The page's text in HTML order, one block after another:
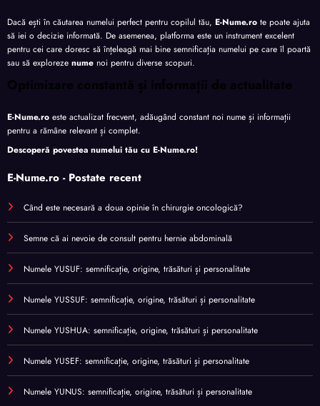
Dacă ești în căutarea numelui perfect pentru copilul tău, E-Nume.ro te poate ajuta
să iei o decizie informată. De asemenea, platforma este un instrument excelent
pentru cei care doresc să înțeleagă mai bine semnificația numelui pe care îl poartă
sau să exploreze nume noi pentru diverse scopuri.
Optimizare constantă și informații de actualitate
E-Nume.ro este actualizat frecvent, adăugând constant noi nume și informații
pentru a rămâne relevant și complet.
Descoperă povestea numelui tău cu E-Nume.ro!
E-Nume.ro - Postate recent
Când este necesară a doua opinie în chirurgie oncologică?
Semne că ai nevoie de consult pentru hernie abdominală
Numele YUSUF: semnificație, origine, trăsături și personalitate
Numele YUSSUF: semnificație, origine, trăsături și personalitate
Numele YUSHUA: semnificație, origine, trăsături și personalitate
Numele YUSEF: semnificație, origine, trăsături și personalitate
Numele YUNUS: semnificație, origine, trăsături și personalitate